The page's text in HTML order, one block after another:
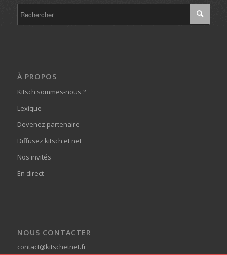
À PROPOS
Kitsch sommes-nous ?
Lexique
Devenez partenaire
Diffusez kitsch et net
Nos invités
En direct
NOUS CONTACTER
contact@kitschetnet.fr